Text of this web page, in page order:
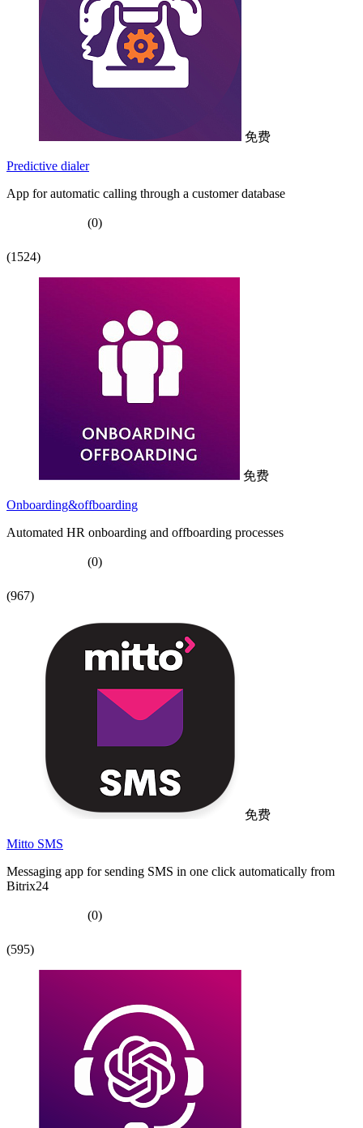
免费
Predictive dialer
App for automatic calling through a customer database
(0)
(1524)
免费
Onboarding&offboarding
Automated HR onboarding and offboarding processes
(0)
(967)
免费
Mitto SMS
Messaging app for sending SMS in one click automatically from
Bitrix24
(0)
(595)